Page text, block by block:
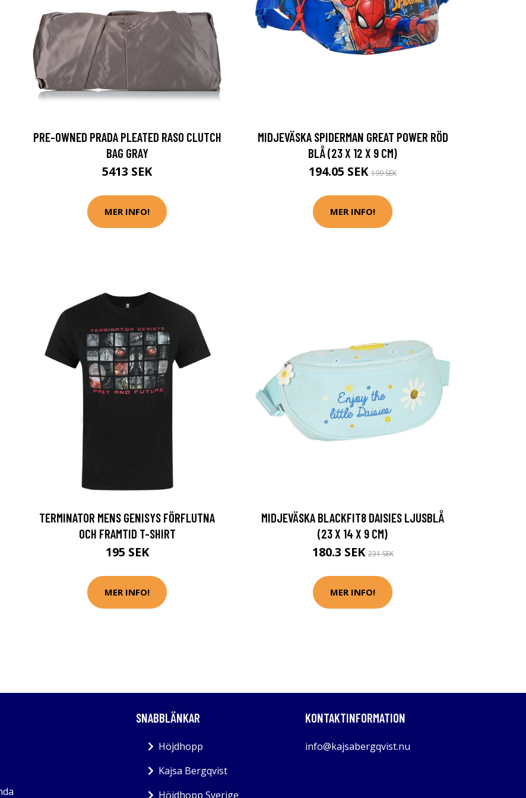
PRE-OWNED PRADA PLEATED RASO CLUTCH
BAG GRAY
5413 SEK
MER INFO!
MIDJEVÄSKA SPIDERMAN GREAT POWER RÖD
BLÅ (23 X 12 X 9 CM)
194.05 SEK 199 SEK
MER INFO!
TERMINATOR MENS GENISYS FÖRFLUTNA
OCH FRAMTID T-SHIRT
195 SEK
MER INFO!
MIDJEVÄSKA BLACKFIT8 DAISIES LJUSBLÅ
(23 X 14 X 9 CM)
180.3 SEK231 SEK
MER INFO!
SNABBLÄNKAR
Höjdhopp
Kajsa Bergqvist
Höjdhopp Sverige
KONTAKTINFORMATION
info@kajsabergqvist.nu